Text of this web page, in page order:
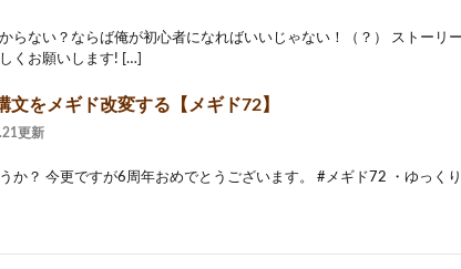
らない？ならば俺が初心者になればいいじゃない！（？） ストーリ
くお願いします! […]
文をメギド改変する【メギド72】
更新
か？ 今更ですが6周年おめでとうございます。 #メギド72 ・ゆっく